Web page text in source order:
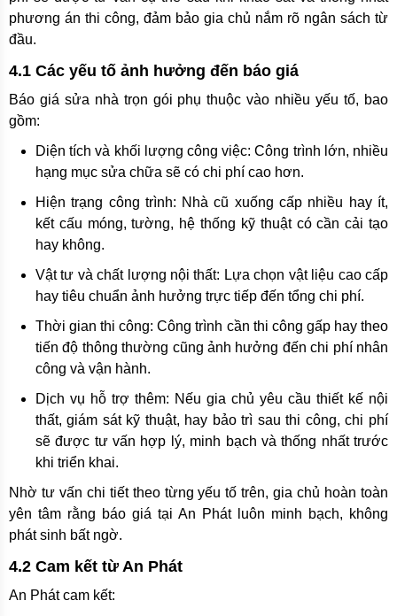
phương án thi công, đảm bảo gia chủ nắm rõ ngân sách từ
đầu.
4.1 Các yếu tố ảnh hưởng đến báo giá
Báo giá sửa nhà trọn gói phụ thuộc vào nhiều yếu tố, bao
gồm:
Diện tích và khối lượng công việc: Công trình lớn, nhiều
hạng mục sửa chữa sẽ có chi phí cao hơn.
Hiện trạng công trình: Nhà cũ xuống cấp nhiều hay ít,
kết cấu móng, tường, hệ thống kỹ thuật có cần cải tạo
hay không.
Vật tư và chất lượng nội thất: Lựa chọn vật liệu cao cấp
hay tiêu chuẩn ảnh hưởng trực tiếp đến tổng chi phí.
Thời gian thi công: Công trình cần thi công gấp hay theo
tiến độ thông thường cũng ảnh hưởng đến chi phí nhân
công và vận hành.
Dịch vụ hỗ trợ thêm: Nếu gia chủ yêu cầu thiết kế nội
thất, giám sát kỹ thuật, hay bảo trì sau thi công, chi phí
sẽ được tư vấn hợp lý, minh bạch và thống nhất trước
khi triển khai.
Nhờ tư vấn chi tiết theo từng yếu tố trên, gia chủ hoàn toàn
yên tâm rằng báo giá tại An Phát luôn minh bạch, không
phát sinh bất ngờ.
4.2 Cam kết từ An Phát
An Phát cam kết: